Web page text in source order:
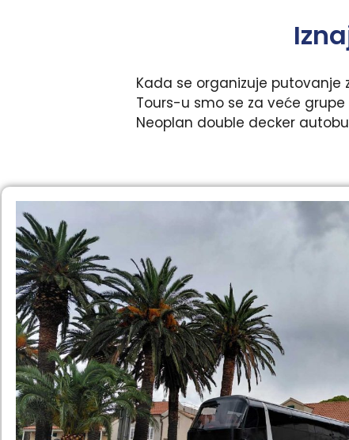
Kada se organizuje putovanje
Tours-u smo se za veće
Neoplan double decker